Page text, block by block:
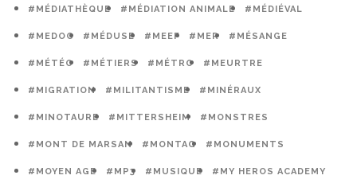
#MÉDIATHÈQUE #MÉDIATION ANIMALE #MÉDIÉVAL
#MEDOC #MÉDUSE #MEEF #MER #MÉSANGE
#MÉTÉO #MÉTIERS #MÉTRO #MEURTRE
#MIGRATION #MILITANTISME #MINÉRAUX
#MINOTAURE #MITTERSHEIM #MONSTRES
#MONT DE MARSAN #MONTAG #MONUMENTS
#MOYEN AGE #MP3 #MUSIQUE #MY HEROS ACADEMY